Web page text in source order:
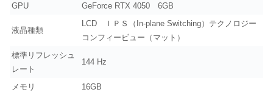
GPU
GeForce RTX 4050 6GB
液晶種類
LCD ＩＰＳ（In-plane Switching）テクノロジー
コンフィービュー（マット）
標準リフレッシュ
レート
144 Hz
メモリ
16GB